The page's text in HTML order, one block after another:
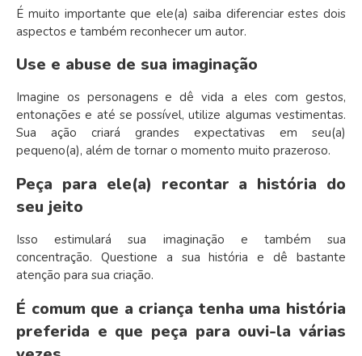
É muito importante que ele(a) saiba diferenciar estes dois
aspectos e também reconhecer um autor.
Use e abuse de sua imaginação
Imagine os personagens e dê vida a eles com gestos,
entonações e até se possível, utilize algumas vestimentas.
Sua ação criará grandes expectativas em seu(a)
pequeno(a), além de tornar o momento muito prazeroso.
Peça para ele(a) recontar a história do
seu jeito
Isso estimulará sua imaginação e também sua
concentração. Questione a sua história e dê bastante
atenção para sua criação.
É comum que a criança tenha uma história
preferida e que peça para ouvi-la várias